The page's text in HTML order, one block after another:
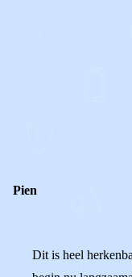
Pien
Dit is heel